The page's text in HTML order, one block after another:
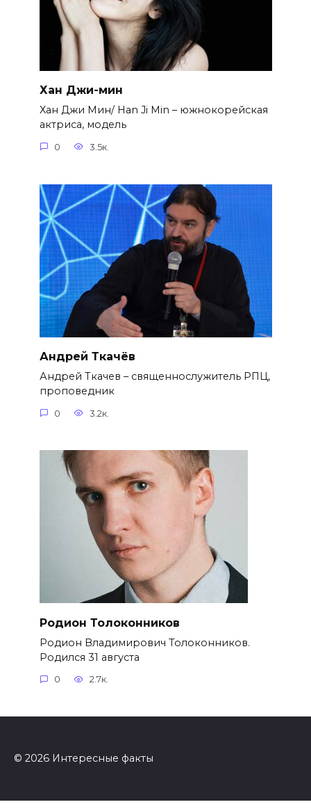
Хан Джи-мин
Хан Джи Мин/ Han Ji Min – южнокорейская
актриса, модель
0 3.5к.
Андрей Ткачёв
Андрей Ткачев – священнослужитель РПЦ,
проповедник
0 3.2к.
Родион Толоконников
Родион Владимирович Толоконников.
Родился 31 августа
0 2.7к.
© 2026 Интересные факты